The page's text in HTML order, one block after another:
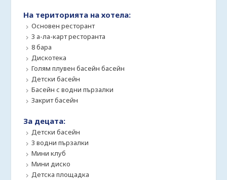
На територията на хотела:
Основен ресторант
3 а-ла-карт ресторанта
8 бара
Дискотека
Голям плувен басейн басейн
Детски басейн
Басейн с водни пързалки
Закрит басейн
За децата:
Детски басейн
3 водни пързалки
Мини клуб
Мини диско
Детска площадка